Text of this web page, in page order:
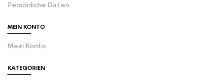
Persönliche Daten
MEIN KONTO
Mein Konto
KATEGORIEN